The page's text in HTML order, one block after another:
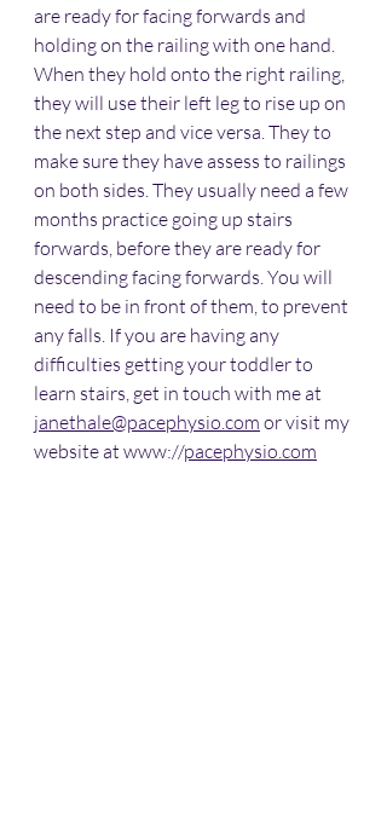
are ready for facing forwards and
holding on the railing with one hand.
When they hold onto the right railing,
they will use their left leg to rise up on
the next step and vice versa. They to
make sure they have assess to railings
on both sides. They usually need a few
months practice going up stairs
forwards, before they are ready for
descending facing forwards. You will
need to be in front of them, to prevent
any falls. If you are having any
difficulties getting your toddler to
learn stairs, get in touch with me at
janethale@pacephysio.com or visit my
website at www://pacephysio.com